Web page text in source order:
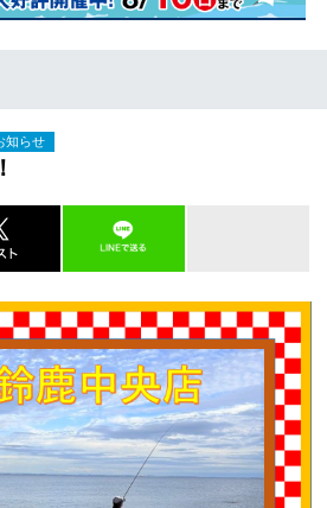
知らせ